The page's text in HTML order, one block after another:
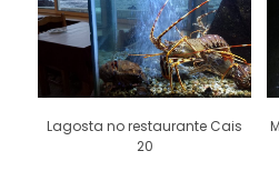
Lagosta no restaurante Cais
20